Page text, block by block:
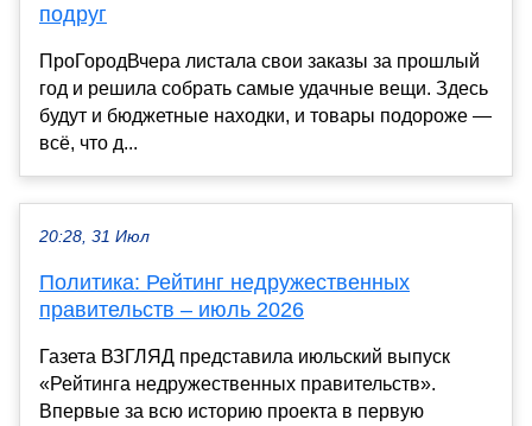
подруг
ПроГородВчера листала свои заказы за прошлый
год и решила собрать самые удачные вещи. Здесь
будут и бюджетные находки, и товары подороже —
всё, что д...
20:28, 31 Июл
Политика: Рейтинг недружественных
правительств – июль 2026
Газета ВЗГЛЯД представила июльский выпуск
«Рейтинга недружественных правительств».
Впервые за всю историю проекта в первую